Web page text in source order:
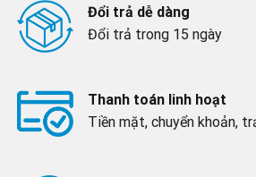
Đổi trả dễ dàng
Đổi trả trong 15 ngày
Thanh toán linh hoạt
Tiền mặt, chuyển khoản,